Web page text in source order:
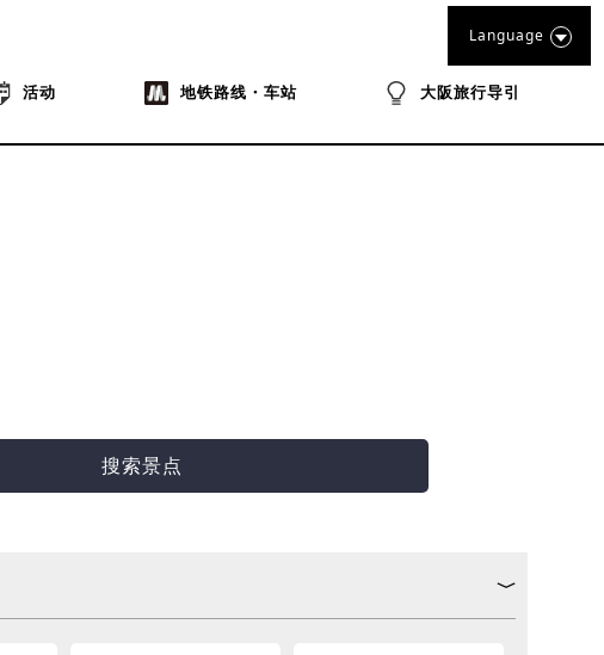
活动 地铁路线・车站 大阪旅行导引
Language
搜索景点